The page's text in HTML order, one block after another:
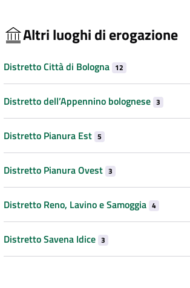
Altri luoghi di erogazione
Distretto Città di Bologna 12
Distretto dell’Appennino bolognese 3
Distretto Pianura Est 5
Distretto Pianura Ovest 3
Distretto Reno, Lavino e Samoggia 4
Distretto Savena Idice 3